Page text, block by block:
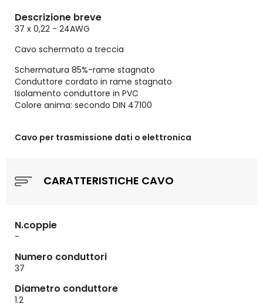
Descrizione breve
37 x 0,22 - 24AWG
Cavo schermato a treccia
Schermatura 85%-rame stagnato
Conduttore cordato in rame stagnato
Isolamento conduttore in PVC
Colore anima: secondo DIN 47100
Cavo per trasmissione dati o elettronica
CARATTERISTICHE CAVO
N.coppie
-
Numero conduttori
37
Diametro conduttore
1.2